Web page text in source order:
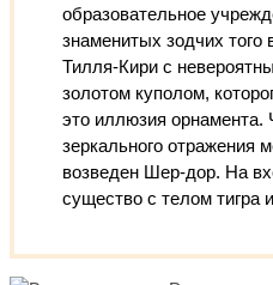
образовательное
знаменитых зодчих
Тилля-Кири с
золотом куполом,
это иллюзия орнамента.
зеркального отражения
возведен Шер-дор. На
существо с телом тигра